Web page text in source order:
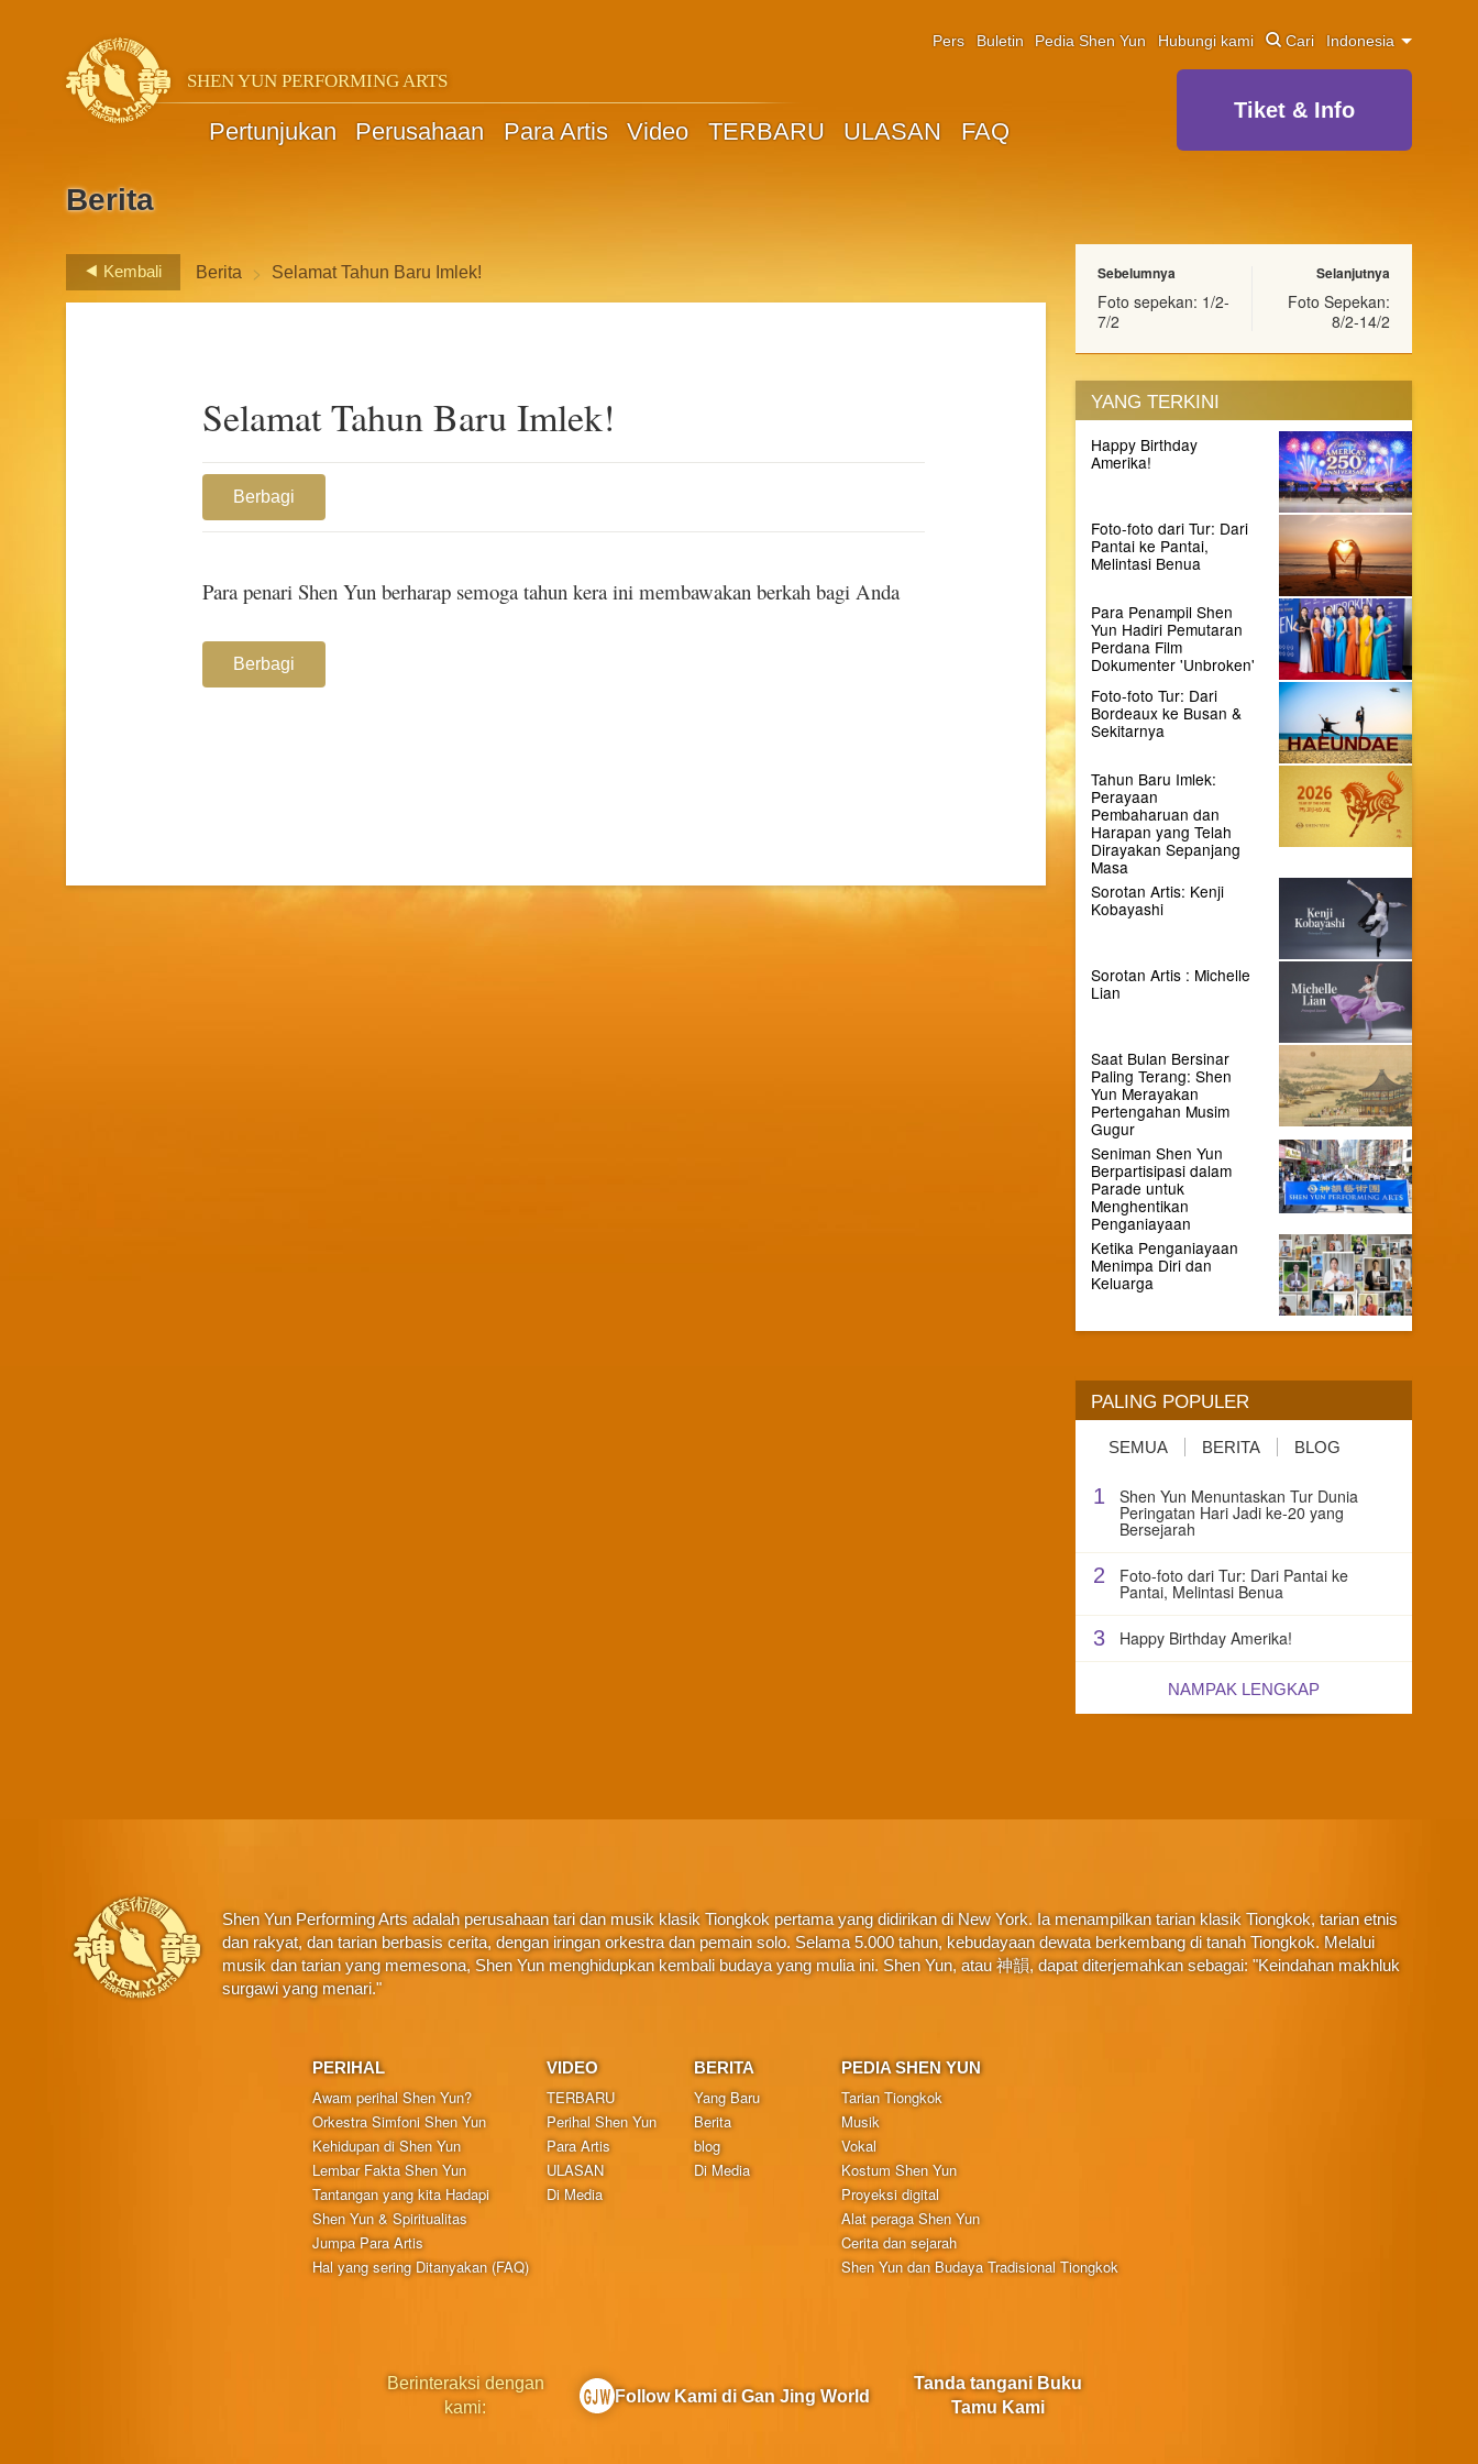
SHEN YUN PERFORMING ARTS
Pertunjukan Perusahaan Para Artis Video TERBARU ULASAN FAQ
Pers Buletin Pedia Shen Yun Hubungi kami Cari Indonesia
Tiket & Info
Berita
Kembali Berita > Selamat Tahun Baru Imlek!
Selamat Tahun Baru Imlek!
Berbagi
Para penari Shen Yun berharap semoga tahun kera ini membawakan berkah bagi Anda
Berbagi
Sebelumnya
Foto sepekan: 1/2-
7/2
Selanjutnya
Foto Sepekan:
8/2-14/2
YANG TERKINI
Happy Birthday
Amerika!
Foto-foto dari Tur: Dari
Pantai ke Pantai,
Melintasi Benua
Para Penampil Shen
Yun Hadiri Pemutaran
Perdana Film
Dokumenter 'Unbroken'
Foto-foto Tur: Dari
Bordeaux ke Busan &
Sekitarnya
Tahun Baru Imlek:
Perayaan
Pembaharuan dan
Harapan yang Telah
Dirayakan Sepanjang
Masa
Sorotan Artis: Kenji
Kobayashi
Sorotan Artis : Michelle
Lian
Saat Bulan Bersinar
Paling Terang: Shen
Yun Merayakan
Pertengahan Musim
Gugur
Seniman Shen Yun
Berpartisipasi dalam
Parade untuk
Menghentikan
Penganiayaan
Ketika Penganiayaan
Menimpa Diri dan
Keluarga
PALING POPULER
SEMUA BERITA BLOG
1 Shen Yun Menuntaskan Tur Dunia
Peringatan Hari Jadi ke-20 yang
Bersejarah
2 Foto-foto dari Tur: Dari Pantai ke
Pantai, Melintasi Benua
3 Happy Birthday Amerika!
NAMPAK LENGKAP
Shen Yun Performing Arts adalah perusahaan tari dan musik klasik Tiongkok pertama yang didirikan di New York. Ia menampilkan tarian klasik Tiongkok, tarian etnis
dan rakyat, dan tarian berbasis cerita, dengan iringan orkestra dan pemain solo. Selama 5.000 tahun, kebudayaan dewata berkembang di tanah Tiongkok. Melalui
musik dan tarian yang memesona, Shen Yun menghidupkan kembali budaya yang mulia ini. Shen Yun, atau 神韻, dapat diterjemahkan sebagai: "Keindahan makhluk
surgawi yang menari."
PERIHAL
Awam perihal Shen Yun?
Orkestra Simfoni Shen Yun
Kehidupan di Shen Yun
Lembar Fakta Shen Yun
Tantangan yang kita Hadapi
Shen Yun & Spiritualitas
Jumpa Para Artis
Hal yang sering Ditanyakan (FAQ)
VIDEO
TERBARU
Perihal Shen Yun
Para Artis
ULASAN
Di Media
BERITA
Yang Baru
Berita
blog
Di Media
PEDIA SHEN YUN
Tarian Tiongkok
Musik
Vokal
Kostum Shen Yun
Proyeksi digital
Alat peraga Shen Yun
Cerita dan sejarah
Shen Yun dan Budaya Tradisional Tiongkok
Berinteraksi dengan
kami:
Follow Kami di Gan Jing World
Tanda tangani Buku
Tamu Kami